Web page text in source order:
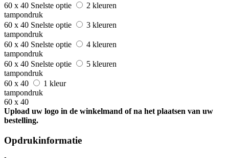
60 x 40 Snelste optie
2 kleuren
tampondruk
60 x 40 Snelste optie
3 kleuren
tampondruk
60 x 40 Snelste optie
4 kleuren
tampondruk
60 x 40 Snelste optie
5 kleuren
tampondruk
60 x 40
1 kleur
tampondruk
60 x 40
Upload uw logo in de winkelmand of na het plaatsen van uw
bestelling.
Opdrukinformatie